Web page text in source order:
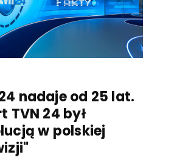
nadaje od 25 lat.
TVN 24 był
w polskiej